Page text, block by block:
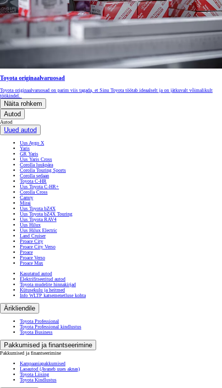
Toyota originaalvaruosad
Toyota originaalvaruosad on parim viis tagada, et Sinu Toyota töötab ideaalselt ja on jätkuvalt võimalikult
töökindel.
Näita rohkem
Autod
Autod
Uued autod
Uus Aygo X
Yaris
GR Yaris
Uus Yaris Cross
Corolla luukpära
Corolla Touring Sports
Corolla sedaan
Toyota C-HR
Uus Toyota C-HR+
Corolla Cross
Camry
Mirai
Uus Toyota bZ4X
Uus Toyota bZ4X Touring
Uus Toyota RAV4
Uus Hilux
Uus Hilux Electric
Land Cruiser
Proace City
Proace City Verso
Proace
Proace Verso
Proace Max
Kasutatud autod
Elektrifitseeritud autod
Toyota mudelite hinnakirjad
Kütusekulu ja heitmed
Info WLTP katsemenetluse kohta
Ärikliendile
Toyota Professional
Toyota Professional kindlustus
Toyota Business
Pakkumised ja finantseerimine
Pakkumised ja finantseerimine
Kampaaniapakkumised
Laoautod (Avaneb uues aknas)
Toyota Liising
Toyota Kindlustus